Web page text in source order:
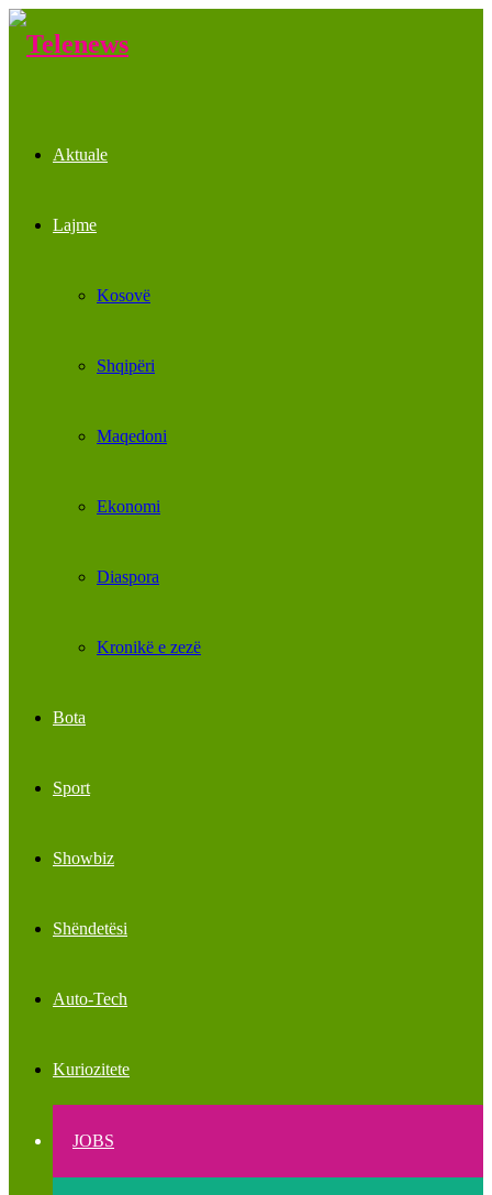
Aktuale
Lajme
Kosovë
Shqipëri
Maqedoni
Ekonomi
Diaspora
Kronikë e zezë
Bota
Sport
Showbiz
Shëndetësi
Auto-Tech
Kuriozitete
JOBS